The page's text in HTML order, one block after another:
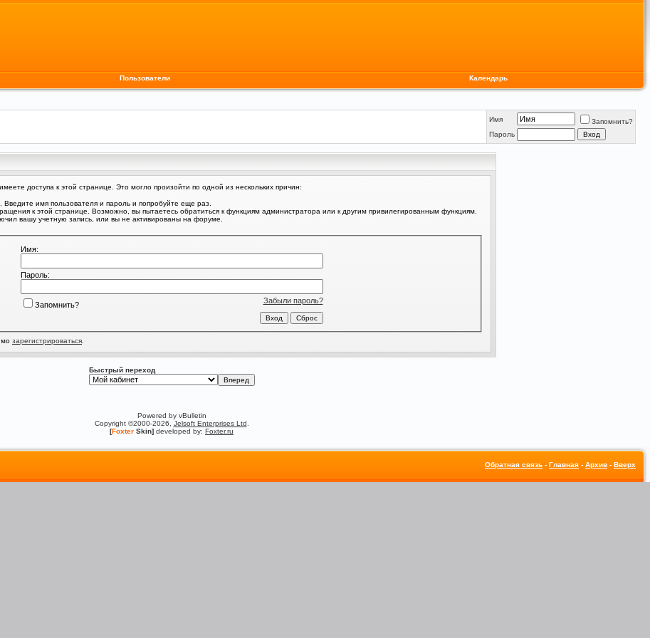
Пользователи Календарь
Имя
Запомнить?
Пароль
доступа к этой странице. Это могло произойти по одной из нескольких причин:
имя пользователя и пароль и попробуйте еще раз.
к этой странице. Возможно, вы пытаетесь обратиться к функциям администратора или к другим привилегированным функциям.
вашу учетную запись, или вы не активированы на форуме.
Имя:
Пароль:
Забыли пароль?
Запомнить?
зарегистрироваться
Быстрый переход
Powered by vBulletin
Copyright ©2000-2026, Jelsoft Enterprises Ltd
[Foxter Skin] developed by: Foxter.ru
Обратная связь - Главная - Архив - Вверх